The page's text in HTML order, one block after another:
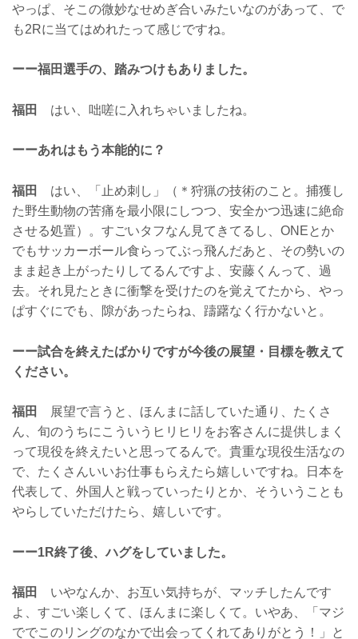
やっぱ、そこの微妙なせめぎ合いみたいなのがあって、で
も2Rに当てはめれたって感じですね。
ーー福田選手の、踏みつけもありました。
福田 はい、咄嗟に入れちゃいましたね。
ーーあれはもう本能的に？
福田
はい、「止め刺し」（＊狩猟の技術のこと。捕獲し
た野生動物の苦痛を最小限にしつつ、安全かつ迅速に絶命
させる処置）。すごいタフなん見てきてるし、ONEとか
でもサッカーボール食らってぶっ飛んだあと、その勢いの
まま起き上がったりしてるんですよ、安藤くんって、過
去。それ見たときに衝撃を受けたのを覚えてたから、やっ
ぱすぐにでも、隙があったらね、躊躇なく行かないと。
ーー試合を終えたばかりですが今後の展望・目標を教えて
ください。
福田
展望で言うと、ほんまに話していた通り、たくさ
ん、旬のうちにこういうヒリヒリをお客さんに提供しまく
って現役を終えたいと思ってるんで。貴重な現役生活なの
で、たくさんいいお仕事もらえたら嬉しいですね。日本を
代表して、外国人と戦っていったりとか、そういうことも
やらしていただけたら、嬉しいです。
ーー1R終了後、ハグをしていました。
福田
いやなんか、お互い気持ちが、マッチしたんです
よ、すごい楽しくて、ほんまに楽しくて。いやあ、「マジ
ででこのリングのなかで出会ってくれてありがとう！」と